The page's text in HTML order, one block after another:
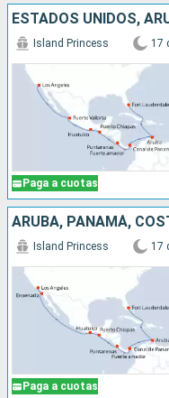
Paga a cuotas
Island Princess 17
Paga a cuotas
Island Princess 17